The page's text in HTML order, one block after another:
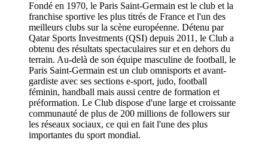
Fondé en 1970, le Paris Saint-Germain est le club et la
franchise sportive les plus titrés de France et l'un des
meilleurs clubs sur la scène européenne. Détenu par
Qatar Sports Investments (QSI) depuis 2011, le Club a
obtenu des résultats spectaculaires sur et en dehors du
terrain. Au-delà de son équipe masculine de football, le
Paris Saint-Germain est un club omnisports et avant-
gardiste avec ses sections e-sport, judo, football
féminin, handball mais aussi centre de formation et
préformation. Le Club dispose d'une large et croissante
communauté de plus de 200 millions de followers sur
les réseaux sociaux, ce qui en fait l'une des plus
importantes du sport mondial.